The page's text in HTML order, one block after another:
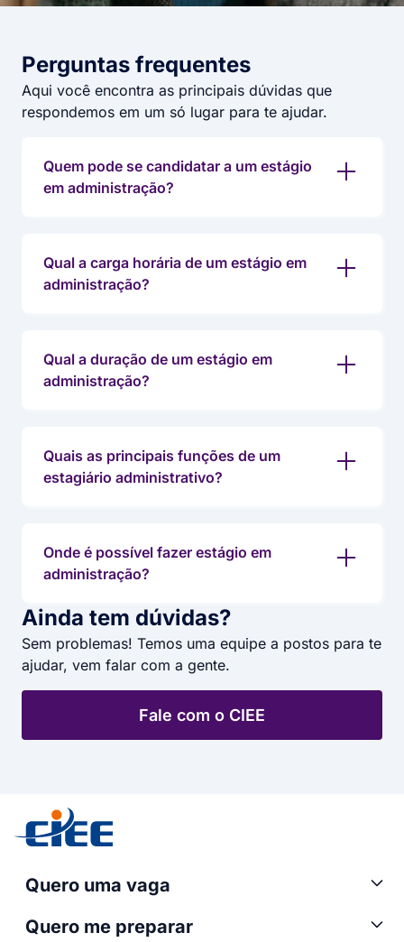
Perguntas frequentes​
Aqui você encontra as principais dúvidas que
respondemos em um só lugar para te ajudar.
Quem pode se candidatar a um estágio
em administração?
Qual a carga horária de um estágio em
administração?
Qual a duração de um estágio em
administração?
Quais as principais funções de um
estagiário administrativo?
Onde é possível fazer estágio em
administração?
Ainda tem dúvidas?
Sem problemas! Temos uma equipe a postos para te
ajudar, vem falar com a gente.
Fale com o CIEE
Quero uma vaga
Quero me preparar